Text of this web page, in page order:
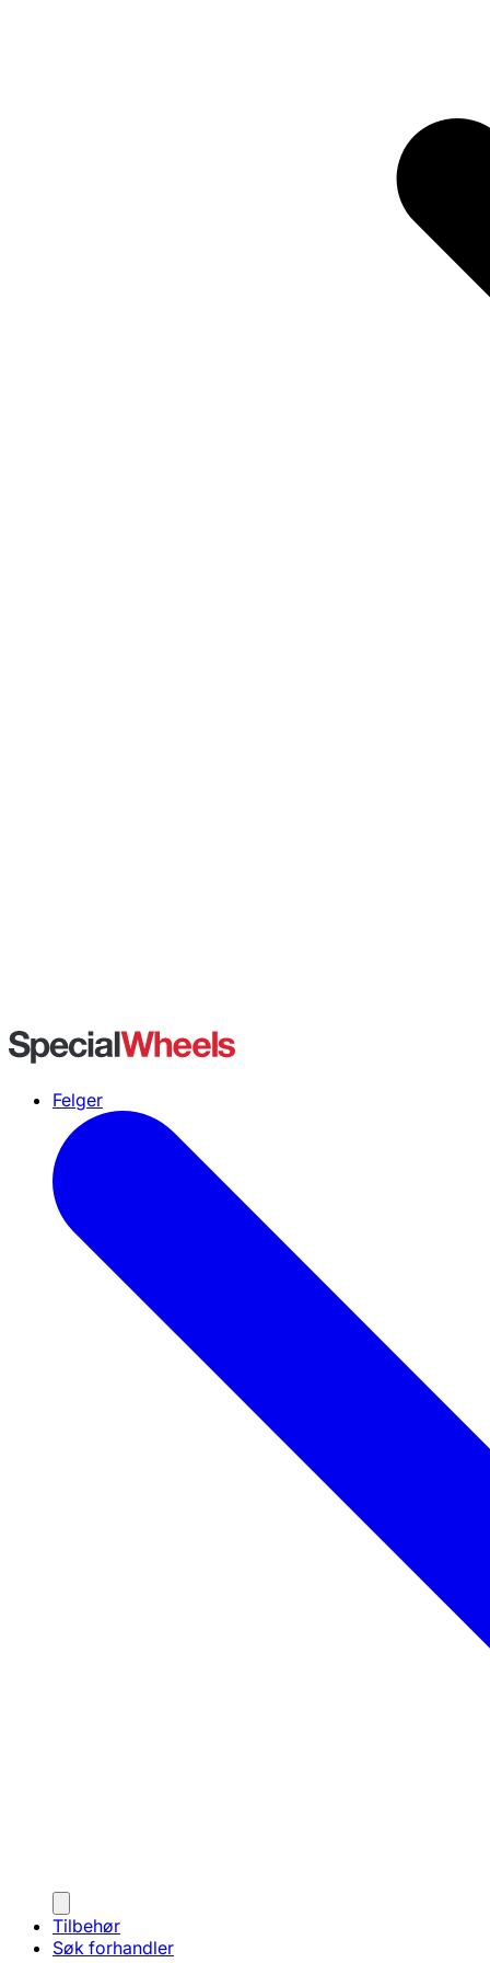
Felger
Tilbehør
Søk forhandler